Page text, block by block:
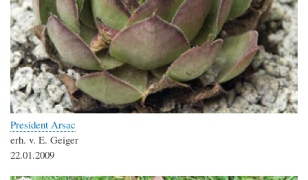
President Arsac
erh. v. E. Geiger
22.01.2009